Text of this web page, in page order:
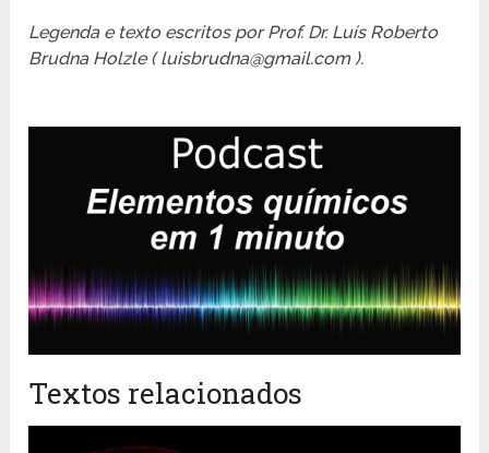
Legenda e texto escritos por Prof. Dr. Luís Roberto
Brudna Holzle ( luisbrudna@gmail.com ).
Textos relacionados